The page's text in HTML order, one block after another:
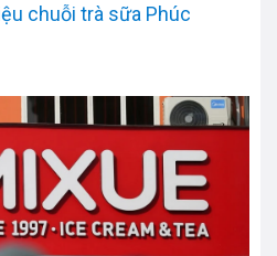
chuỗi trà sữa Phúc